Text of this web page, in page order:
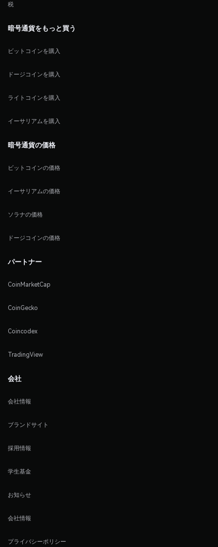
税
暗号通貨をもっと買う
ビットコインを購入
ドージコインを購入
ライトコインを購入
イーサリアムを購入
暗号通貨の価格
ビットコインの価格
イーサリアムの価格
ソラナの価格
ドージコインの価格
パートナー
CoinMarketCap
CoinGecko
Coincodex
TradingView
会社
会社情報
ブランドサイト
採用情報
学生基金
お知らせ
会社情報
プライバシーポリシー